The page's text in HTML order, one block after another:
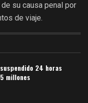
su causa penal por
de viaje.
24 horas
millones